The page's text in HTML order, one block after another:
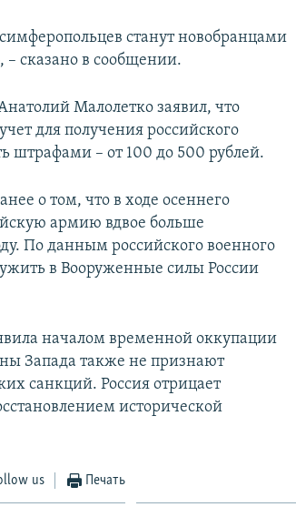
станут новобранцами
сказано в сообщении.
Малолетко заявил, что
для получения российского
штрафами – от 100 до 500 рублей.
о том, что в ходе осеннего
армию вдвое больше
По данным российского военного
в Вооруженные силы России
началом временной оккупации
Запада также не признают
санкций. Россия отрицает
исторической
us Печать